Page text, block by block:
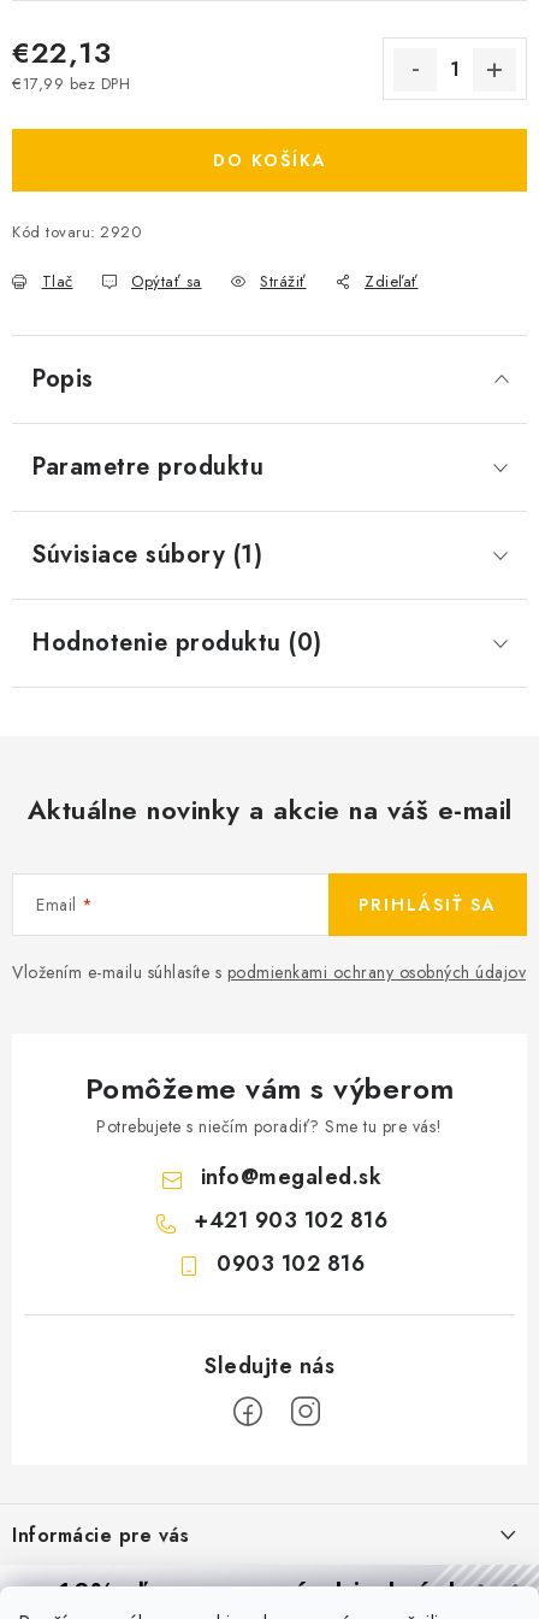
€22,13
€17,99 bez DPH
DO KOŠÍKA
Kód tovaru: 2920
Tlač Opýtať sa Strážiť Zdieľať
Popis
Parametre produktu
Súvisiace súbory (1)
Hodnotenie produktu (0)
Aktuálne novinky a akcie na váš e-mail
Email
Vložením e-mailu súhlasíte s podmienkami ochrany osobných údajov
PRIHLÁSIŤ SA
Pomôžeme vám s výberom
Potrebujete s niečím poradiť? Sme tu pre vás!
info@megaled.sk
+421 903 102 816
0903 102 816
p
ä
Informácie pre vás
Reklamácie a formulár na odstúpenie od zmluvy
10% zľavana prvú objednávku